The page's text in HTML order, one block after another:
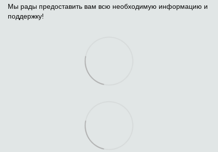
Мы рады предоставить вам всю необходимую информацию и
поддержку!